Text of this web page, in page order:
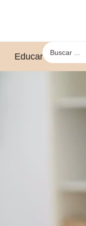
Educar leyendo